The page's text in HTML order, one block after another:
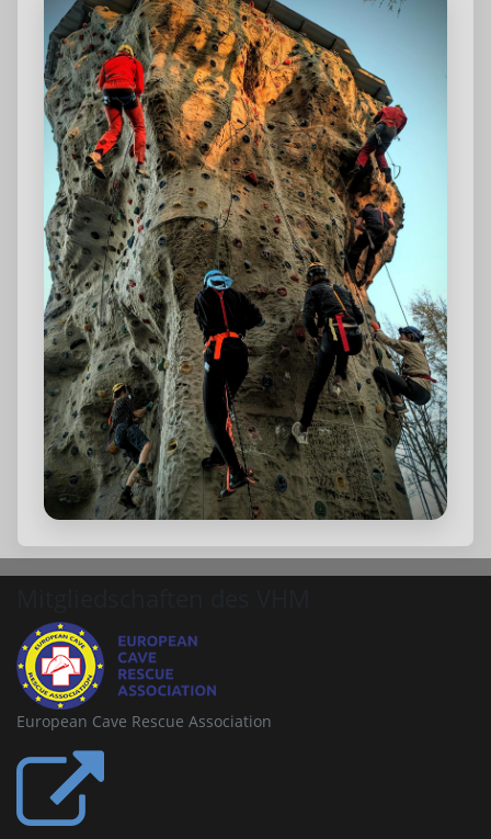
European Cave Rescue Association